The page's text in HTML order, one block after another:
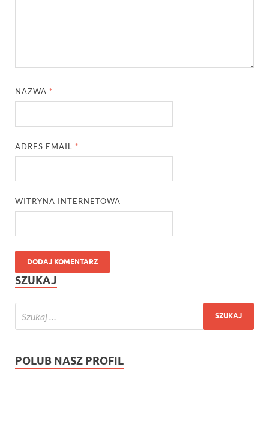
NAZWA *
ADRES EMAIL *
WITRYNA INTERNETOWA
SZUKAJ
POLUB NASZ PROFIL